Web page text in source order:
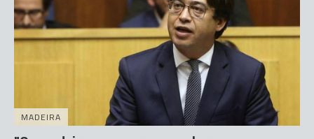
MADEIRA